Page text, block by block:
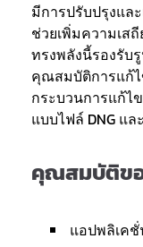
มีการปรับปรุงแล
ช่วยเพิ่มความเส
ทรงพลังนี้รองรับ
คุณสมบัติการแก้ไ
กระบวนการแก้ไ
แบบไฟล์ DNG แ
คุณสมบัติขอ
แอปพลิเคชั่